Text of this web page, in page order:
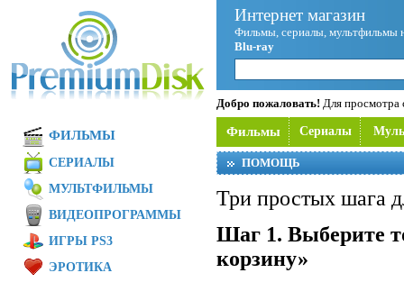
Интернет магазин
Фильмы, сериалы, мультфильмы
Blu-ray
Добро пожаловать! Для просмотра
Фильмы Сериалы
ПОМОЩЬ
Три простых шага
Шаг 1. Выберите
корзину»
ФИЛЬМЫ
СЕРИАЛЫ
МУЛЬТФИЛЬМЫ
ВИДЕОПРОГРАММЫ
ИГРЫ PS3
ЭРОТИКА